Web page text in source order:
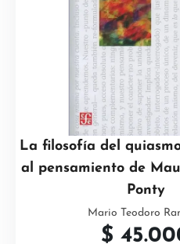
La filosofía del
al pensamiento de
Ponty
Mario Teodoro
$